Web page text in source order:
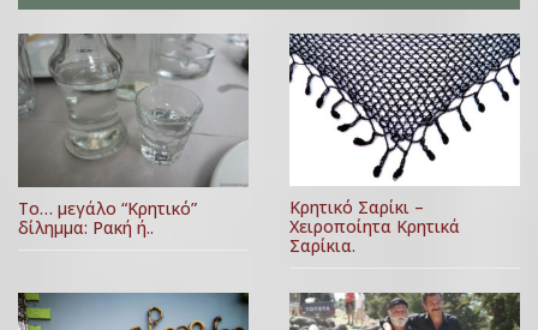
Το… μεγάλο “Κρητικό”
δίλημμα: Ρακή ή..
Κρητικό Σαρίκι –
Χειροποίητα Κρητικά
Σαρίκια.